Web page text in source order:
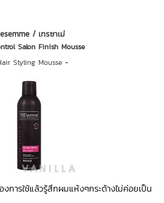
/ เทรซาเม่
Salon Finish Mousse
Styling Mousse-
งการใช้แล้วรู้สึกผมแห้งๆกระด้างไม่ค่อยเป็น